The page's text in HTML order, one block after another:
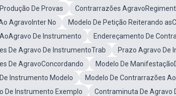
De Provas
Contrarrazões
AgravoInter No
Modelo De Petição Reiterando
De Instrumento
Endereçamento De
De Agravo De InstrumentoTrab
Prazo Agravo De
De AgravoConcordando
Modelo De
Instrumento Modelo
Modelo De Contrarrazões
De Instrumento Exemplo
Contraminuta De Agravo